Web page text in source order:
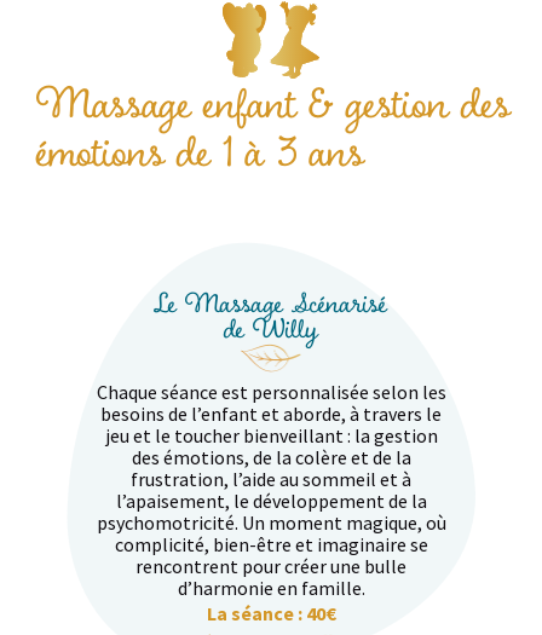
Massage enfant & gestion des
émotions de 1 à 3 ans
Le Massage Scénarisé
de Willy
Chaque séance est personnalisée selon les
besoins de l’enfant et aborde, à travers le
jeu et le toucher bienveillant : la gestion
des émotions, de la colère et de la
frustration, l’aide au sommeil et à
l’apaisement, le développement de la
psychomotricité. Un moment magique, où
complicité, bien-être et imaginaire se
rencontrent pour créer une bulle
d’harmonie en famille.
La séance : 40€